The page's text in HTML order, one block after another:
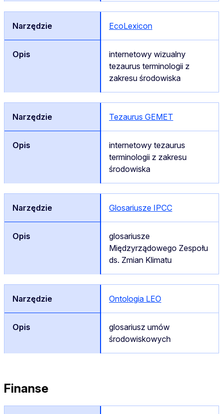
EcoLexicon
internetowy wizualny
tezaurus terminologii z
zakresu środowiska
Tezaurus GEMET
internetowy tezaurus
terminologii z zakresu
środowiska
Glosariusze IPCC
glosariusze
Międzyrządowego Zespołu
ds. Zmian Klimatu
Ontologia LEO
glosariusz umów
środowiskowych
Finanse